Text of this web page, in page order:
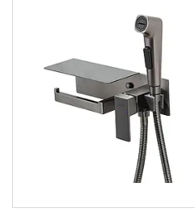
Золотистий
3
Ще 6